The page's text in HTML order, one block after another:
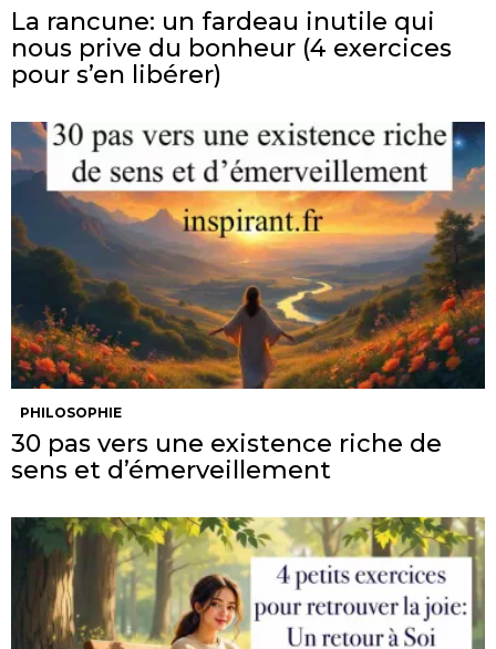
La rancune: un fardeau inutile qui
nous prive du bonheur (4 exercices
pour s’en libérer)
PHILOSOPHIE
30 pas vers une existence riche de
sens et d’émerveillement